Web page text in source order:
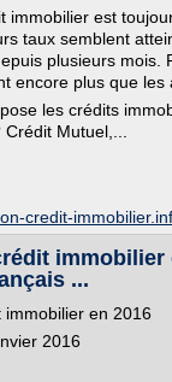
immobilier est
taux semblent
plusieurs mois.
encore plus que les
les crédits
Mutuel,...
credit-
immobilier
...
en 2016
2016